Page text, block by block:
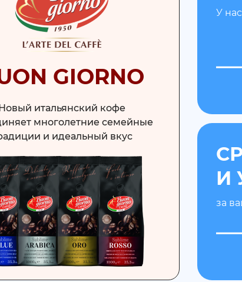
GIORNO
Новый итальянский кофе
многолетние семейные
и идеальный вкус
У
И
за